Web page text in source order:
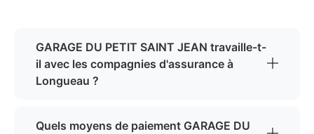
GARAGE DU PETIT SAINT JEAN travaille-t-
il avec les compagnies d'assurance à
Longueau ?
Quels moyens de paiement GARAGE DU